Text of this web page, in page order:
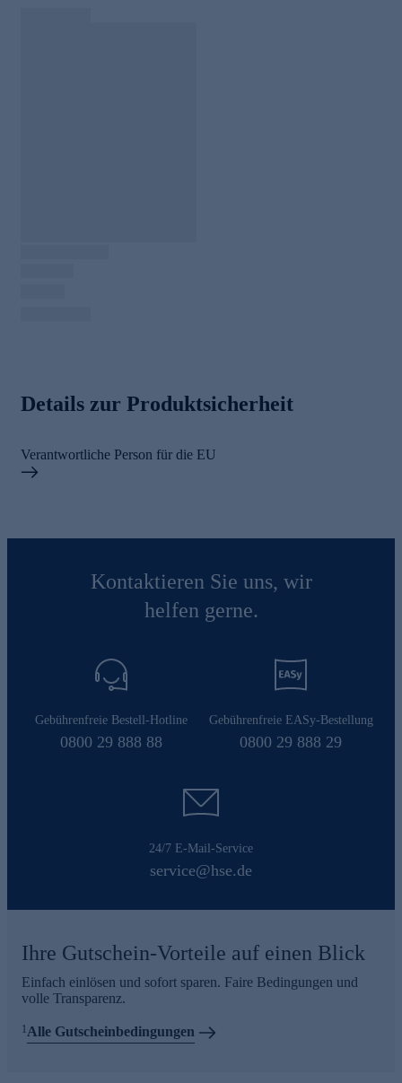
Details zur Produktsicherheit
Verantwortliche Person für die EU
Kontaktieren Sie uns, wir
helfen gerne.
Gebührenfreie Bestell-Hotline
0800 29 888 88
Gebührenfreie EASy-Bestellung
0800 29 888 29
24/7 E-Mail-Service
service@hse.de
Ihre Gutschein-Vorteile auf einen Blick
Einfach einlösen und sofort sparen. Faire Bedingungen und
volle Transparenz.
1 Alle Gutscheinbedingungen